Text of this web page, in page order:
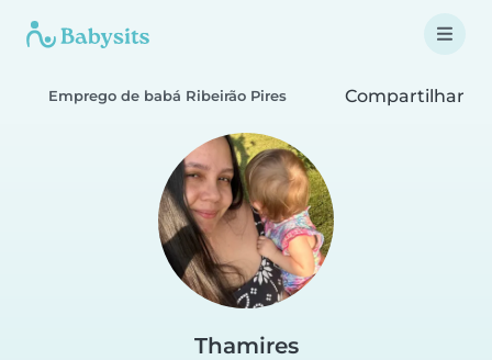
Emprego de babá Ribeirão Pires Compartilhar
Thamires